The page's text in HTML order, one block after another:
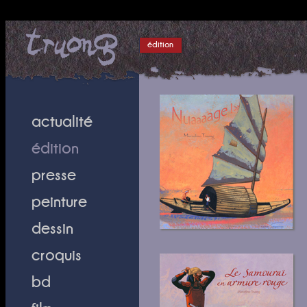
édition
actualité
édition
presse
peinture
dessin
croquis
bd